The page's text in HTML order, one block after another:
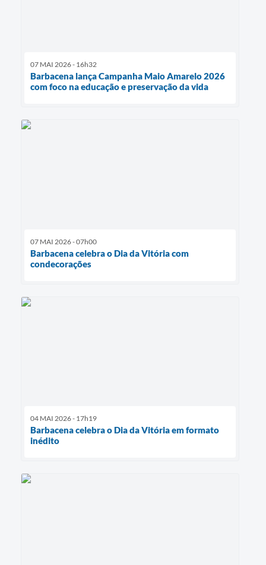
07 MAI 2026 - 16h32
Barbacena lança Campanha Maio Amarelo 2026
com foco na educação e preservação da vida
07 MAI 2026 - 07h00
Barbacena celebra o Dia da Vitória com
condecorações
04 MAI 2026 - 17h19
Barbacena celebra o Dia da Vitória em formato
inédito